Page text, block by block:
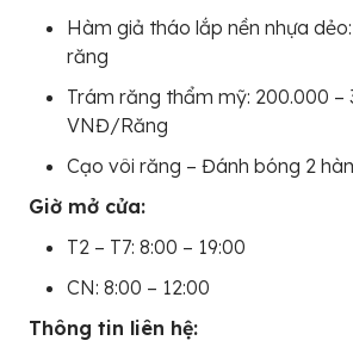
Hàm giả tháo lắp nền nhựa
răng
Trám răng thẩm mỹ: 200.000 –
VNĐ/Răng
Cạo vôi răng – Đánh bóng 2
Giờ mở cửa:
T2 – T7: 8:00 – 19:00
CN: 8:00 – 12:00
Thông tin liên hệ: